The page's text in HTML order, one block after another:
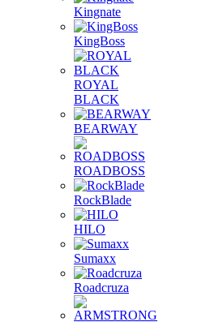
Kingnate
KingBoss
ROYAL
BLACK
BEARWAY
ROADBOSS
RockBlade
HILO
Sumaxx
Roadcruza